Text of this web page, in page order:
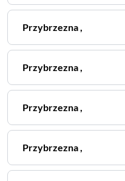
Przybrzezna,
Przybrzezna,
Przybrzezna,
Przybrzezna,